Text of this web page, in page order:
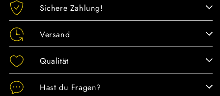
Sichere Zahlung!
Versand
Qualität
Hast du Fragen?